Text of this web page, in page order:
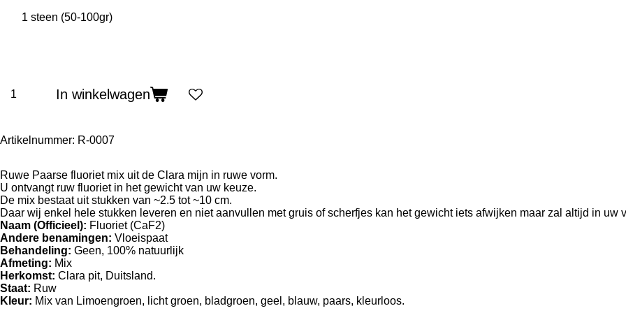
In winkelwagen
Artikelnummer: R-0007
Ruwe Paarse fluoriet mix uit de Clara mijn in ruwe vorm.
U ontvangt ruw fluoriet in het gewicht van uw keuze.
De mix bestaat uit stukken van ~2.5 tot ~10 cm.
Daar wij enkel hele stukken leveren en niet aanvullen met gruis of scherfjes kan het gewicht iets afwijken maar zal altijd in uw
Naam (Officieel): Fluoriet (CaF2)
Andere benamingen: Vloeispaat
Behandeling: Geen, 100% natuurlijk
Afmeting: Mix
Herkomst: Clara pit, Duitsland.
Staat: Ruw
Kleur: Mix van Limoengroen, licht groen, bladgroen, geel, blauw, paars, kleurloos.